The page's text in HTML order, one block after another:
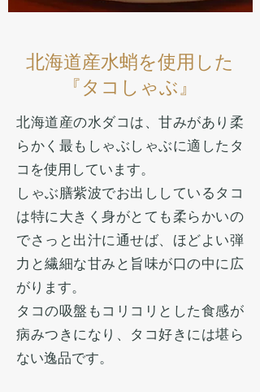
北海道産水蛸を使用した
『タコしゃぶ』
北海道産の水ダコは、甘みがあり柔
らかく最もしゃぶしゃぶに適したタ
コを使用しています。
しゃぶ膳紫波でお出ししているタコ
は特に大きく身がとても柔らかいの
でさっと出汁に通せば、ほどよい弾
力と繊細な甘みと旨味が口の中に広
がります。
タコの吸盤もコリコリとした食感が
病みつきになり、タコ好きには堪ら
ない逸品です。